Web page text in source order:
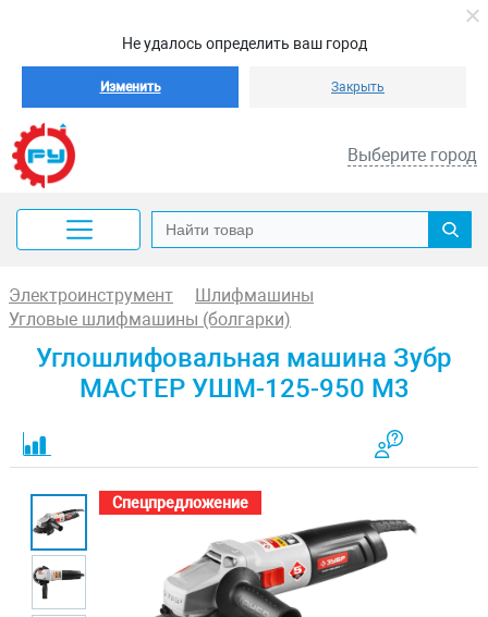
Не удалось определить ваш город
Изменить Закрыть
Выберите город
Электроинструмент
Шлифмашины
Угловые шлифмашины (болгарки)
Углошлифовальная машина Зубр
МАСТЕР УШМ-125-950 М3
Спецпредложение